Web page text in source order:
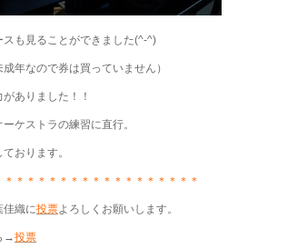
スも見ることができました(^-^)
成年なので券は買っていません）
がありました！！
ケストラの練習に直行。
おります。
＊＊＊＊＊＊＊＊＊＊＊＊＊＊＊＊＊＊
佳織に投票よろしくお願いします。
→投票